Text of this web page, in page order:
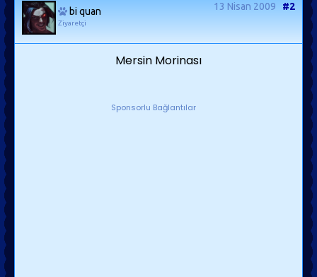
bi quan
Ziyaretçi
13 Nisan 2009 #2
Mersin Morinası
Sponsorlu Bağlantılar